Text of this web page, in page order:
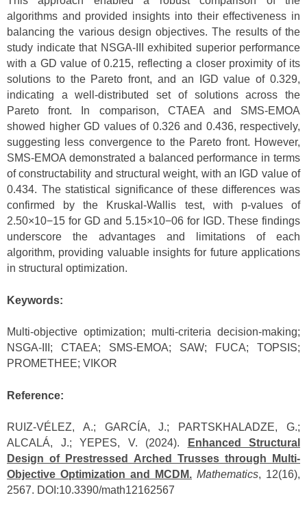
algorithms and provided insights into their effectiveness in
balancing the various design objectives. The results of the
study indicate that NSGA-III exhibited superior performance
with a GD value of 0.215, reflecting a closer proximity of its
solutions to the Pareto front, and an IGD value of 0.329,
indicating a well-distributed set of solutions across the
Pareto front. In comparison, CTAEA and SMS-EMOA
showed higher GD values of 0.326 and 0.436, respectively,
suggesting less convergence to the Pareto front. However,
SMS-EMOA demonstrated a balanced performance in terms
of constructability and structural weight, with an IGD value of
0.434. The statistical significance of these differences was
confirmed by the Kruskal-Wallis test, with p-values of
2.50×10−15 for GD and 5.15×10−06 for IGD. These findings
underscore the advantages and limitations of each
algorithm, providing valuable insights for future applications
in structural optimization.
Keywords:
Multi-objective optimization; multi-criteria decision-making;
NSGA-III; CTAEA; SMS-EMOA; SAW; FUCA; TOPSIS;
PROMETHEE; VIKOR
Reference:
RUIZ-VÉLEZ, A.; GARCÍA, J.; PARTSKHALADZE, G.;
ALCALÁ, J.; YEPES, V. (2024).
Enhanced Structural
Design of Prestressed Arched Trusses through Multi-
Objective Optimization and MCDM. Mathematics, 12(16),
2567. DOI:10.3390/math12162567